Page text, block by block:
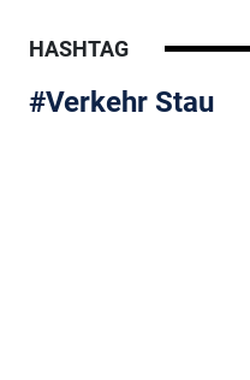
HASHTAG
#Verkehr Stau